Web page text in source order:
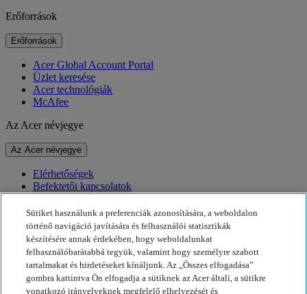
Erőforrások
Erőforrások
Acer Global Account Portal
Üzlet keresése
Acer technológiák
McAfee
Az Acer névjegye
Az Acer névjegye
Elérhetőségek
Befektetői kapcsolatok
Díjak
Események
Fenntarthatóság
Fenntarthatóság
Sütiket használunk a preferenciák azonosítására, a weboldalon
történő navigáció javítására és felhasználói statisztikák
készítésére annak érdekében, hogy weboldalunkat
felhasználóbarátabbá tegyük, valamint hogy személyre szabott
tartalmakat és hirdetéseket kínáljunk. Az „Összes elfogadása”
gombra kattintva Ön elfogadja a sütiknek az Acer általi, a sütikre
vonatkozó irányelveknek megfelelő elhelyezését és